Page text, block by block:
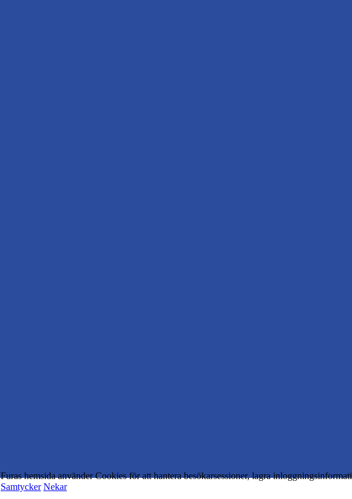
Furas hemsida använder Cookies för att hantera besökarsessioner, lagra
Samtycker Nekar